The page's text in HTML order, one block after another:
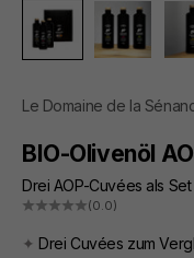
Le Domaine de la
BIO-Olivenöl
Drei AOP-Cuvées als
(0.0)
✦ Drei Cuvées zum